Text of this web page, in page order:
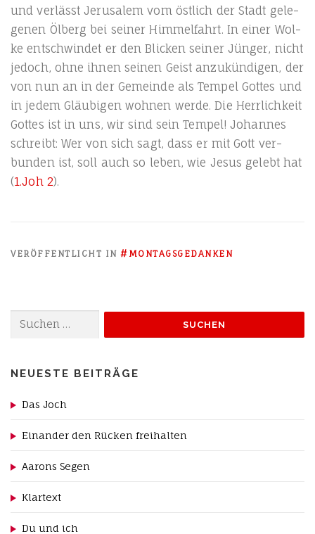
und ver­lässt Jeru­sa­lem vom öst­lich der Stadt gele­
ge­nen Ölberg bei sei­ner Him­mel­fahrt. In einer Wol­
ke ent­schwin­det er den Bli­cken sei­ner Jün­ger, nicht
jedoch, ohne ihnen sei­nen Geist anzu­kün­di­gen, der
von nun an in der Gemein­de als Tem­pel Got­tes und
in jedem Gläu­bi­gen woh­nen wer­de. Die Herr­lich­keit
Got­tes ist in uns, wir sind sein Tem­pel! Johan­nes
schreibt: Wer von sich sagt, dass er mit Gott ver­
bun­den ist, soll auch so leben, wie Jesus gelebt hat
(1.Joh 2).
VERÖFFENTLICHT IN #MONTAGSGEDANKEN
nach:
NEUESTE BEITRÄGE
Das Joch
Einander den Rücken freihalten
Aarons Segen
Klartext
Du und ich